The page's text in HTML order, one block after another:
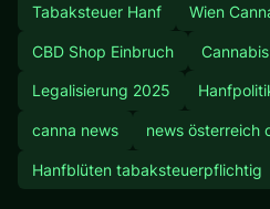
Tabaksteuer Hanf Wien
CBD Shop Einbruch
Legalisierung 2025
canna news news österreich
Hanfblüten tabaksteuerpflichtig